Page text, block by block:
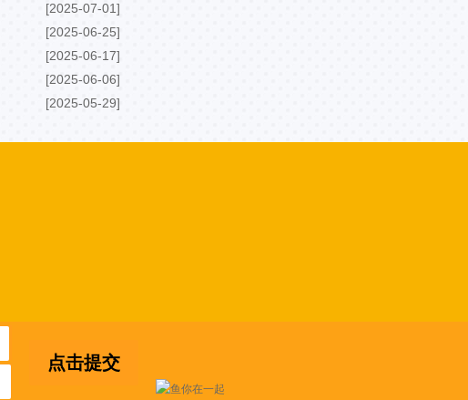
[2025-07-01]
[2025-06-25]
[2025-06-17]
[2025-06-06]
[2025-05-29]